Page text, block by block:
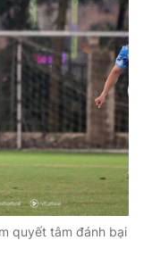
404
Chính sách bảo
ngày 24.3.2020
Niên. Cấm sao
chấp thuận bằng văn
quyết tâm đánh bại